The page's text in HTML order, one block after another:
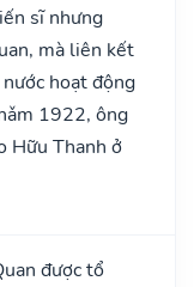
sĩ nhưng
mà liên kết
hoạt động
1922, ông
Hữu Thanh ở
được tổ